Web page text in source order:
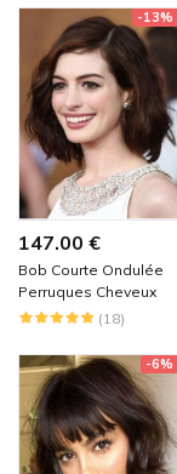
-13%
147.00 €
Bob Courte Ondulée
Perruques Cheveux
Naturels
(18)
-6%